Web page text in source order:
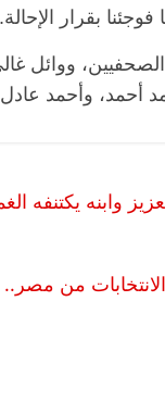
بقرار الإحالة.
ووائل
أحمد، وأحمد
وابنه
الرئيسية
الخصخصة